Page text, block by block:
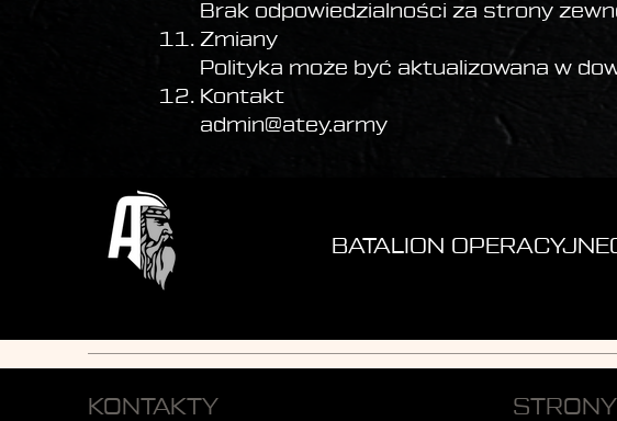
Brak odpowiedzialności za strony
Zmiany
Polityka może być aktualizowana w
Kontakt
admin@atey.army
BATALION
KONTAKTY STRONY